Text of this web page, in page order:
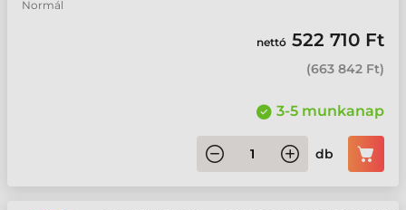
Normál
nettó 522 710 Ft
(663 842 Ft)
3-5 munkanap
db